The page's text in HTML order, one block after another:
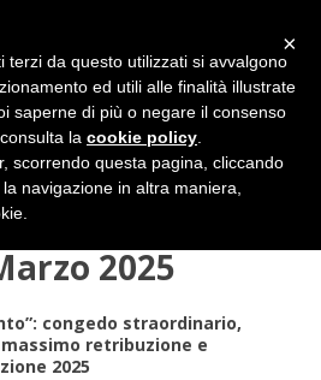
2025
congedo straordinario,
retribuzione e
2025
×
terzi da questo utilizzati si avvalgono
ed utili alle finalità illustrate
saperne di più o negare il consenso
la cookie policy
scorrendo questa pagina, cliccando
navigazione in altra maniera,